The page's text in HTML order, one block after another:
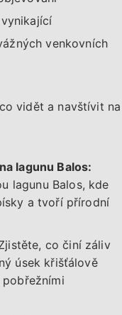
venkovních
vidět a navštívit na
lagunu Balos:
lagunu Balos, kde
a tvoří přírodní
co činí záliv
úsek křišťálově